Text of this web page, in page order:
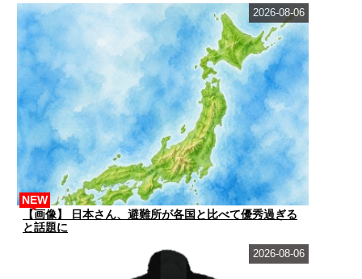
【画像】 日本さん、避難所が各国と比べて優秀過ぎる
と話題に
NEW
2026-08-06
2026-08-06